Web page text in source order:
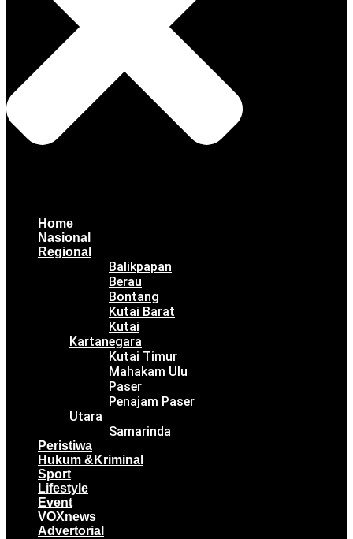
Home
Nasional
Regional
Balikpapan
Berau
Bontang
Kutai Barat
Kutai
Kartanegara
Kutai Timur
Mahakam Ulu
Paser
Penajam Paser
Utara
Samarinda
Peristiwa
Hukum &Kriminal
Sport
Lifestyle
Event
VOXnews
Advertorial